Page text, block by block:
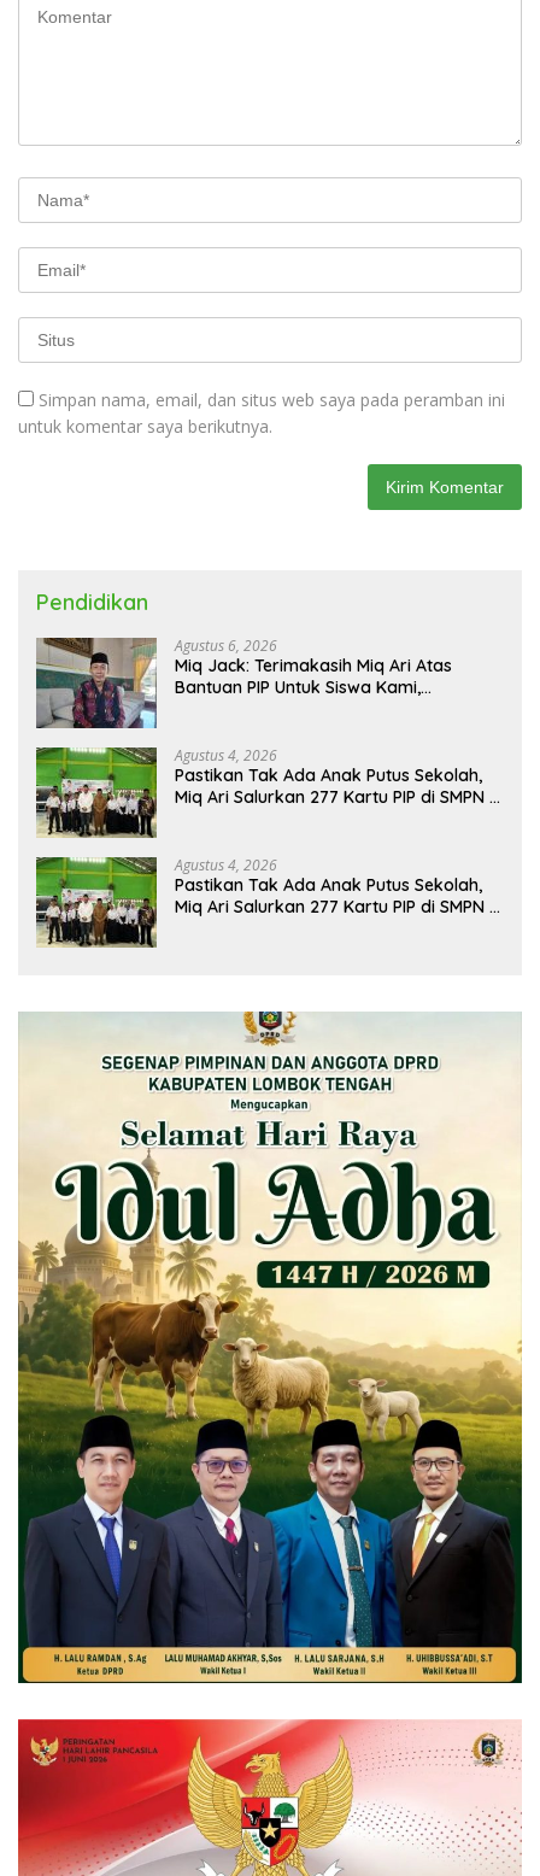
Simpan nama, email, dan situs web saya pada peramban ini
untuk komentar saya berikutnya.
Pendidikan
Agustus 6, 2026
Miq Jack: Terimakasih Miq Ari Atas
Bantuan PIP Untuk Siswa Kami,
Agustus 4, 2026
Pastikan Tak Ada Anak Putus Sekolah,
Miq Ari Salurkan 277 Kartu PIP di SMPN 2
Agustus 4, 2026
Pastikan Tak Ada Anak Putus Sekolah,
Miq Ari Salurkan 277 Kartu PIP di SMPN 2